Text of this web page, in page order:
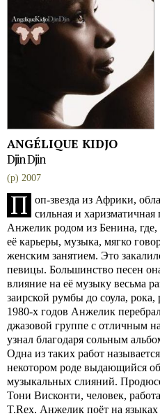
ANGÉLIQUE KIDJO
Djin Djin
(p) 2007
П
оп-звезда из Африки,
сильная и
Анжелик родом из Бенина, где,
её карьеры, музыка, мягко
женским занятием. Это
певицы. Большинство песен
влияние на её музыку весьма
заирской румбы до соула,
1980-х годов Анжелик
джазовой группе с отличным
узнал благодаря сольным
Одна из таких работ
некотором роде выдающийся
музыкальных слияний.
Тони Висконти, человек,
T.Rex. Анжелик поёт на